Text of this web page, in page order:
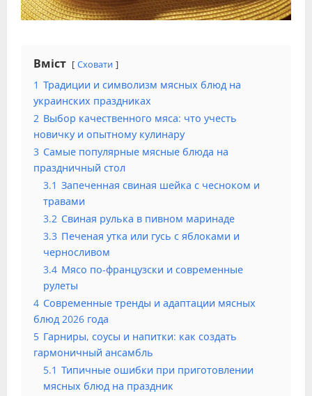
Вміст Сховати
1 Традиции и символизм мясных блюд на
украинских праздниках
2 Выбор качественного мяса: что учесть
новичку и опытному кулинару
3 Самые популярные мясные блюда на
праздничный стол
3.1 Запеченная свиная шейка с чесноком и
травами
3.2 Свиная рулька в пивном маринаде
3.3 Печеная утка или гусь с яблоками и
черносливом
3.4 Мясо по-французски и современные
рулеты
4 Современные тренды и адаптации мясных
блюд 2026 года
5 Гарниры, соусы и напитки: как создать
гармоничный ансамбль
5.1 Типичные ошибки при приготовлении
мясных блюд на праздник